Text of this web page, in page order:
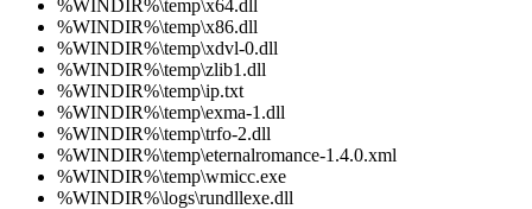
%WINDIR%\temp\x64.dll
%WINDIR%\temp\x86.dll
%WINDIR%\temp\xdvl-0.dll
%WINDIR%\temp\zlib1.dll
%WINDIR%\temp\ip.txt
%WINDIR%\temp\exma-1.dll
%WINDIR%\temp\trfo-2.dll
%WINDIR%\temp\eternalromance-1.4.0.xml
%WINDIR%\temp\wmicc.exe
%WINDIR%\logs\rundllexe.dll